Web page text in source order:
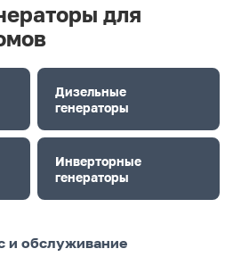
для
Дизельные
генераторы
Инверторные
генераторы
и обслуживание